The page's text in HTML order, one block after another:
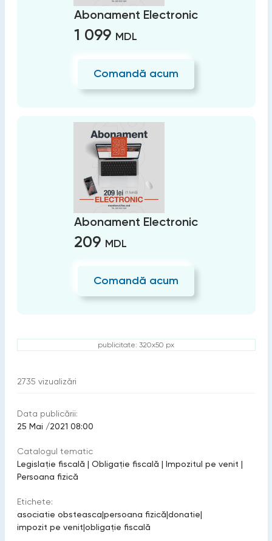
Abonament Electronic
1 099 MDL
Comandă acum
Abonament Electronic
209 MDL
Comandă acum
publicitate: 320x50 px
2735 vizualizări
Data publicării:
25 Mai /2021 08:00
Catalogul tematic
Legislație fiscală | Obligație fiscală | Impozitul pe venit |
Persoana fizică
Etichete:
asociatie obsteasca|persoana fizică|donatie|
impozit pe venit|obligaţie fiscală